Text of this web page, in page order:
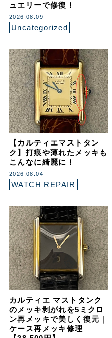
ュエリーで修復！
2026.08.09
Uncategorized
【カルティエマストタン
ク】打痕や薄れたメッキも
こんなに綺麗に！
2026.08.04
WATCH REPAIR
カルティエ マストタンク
のメッキ剥がれを5ミクロ
ン再メッキで美しく復元｜
ケース再メッキ修理